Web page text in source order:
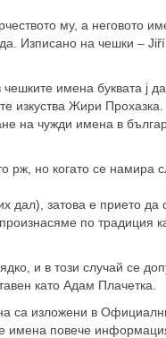
му, а неговото
Изписано на чешки – Jiří
имена буквата j
изкуства Жири Прохазка.
на чужди имена в
рж, но когато се намира
дал), затова е прието да
по традиция
и в този случай се
като Адам Плачетка.
са изложени в
имена повече